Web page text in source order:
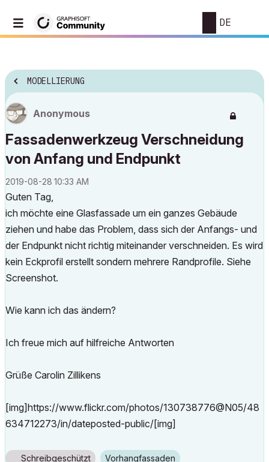
DE
MODELLIERUNG
Anonymous
Fassadenwerkzeug Verschneidung
von Anfang und Endpunkt
‎2019-08-28 10:33 AM
Guten Tag,
ich möchte eine Glasfassade um ein ganzes Gebäude
ziehen und habe das Problem, dass sich der Anfangs- und
der Endpunkt nicht richtig miteinander verschneiden. Es wird
kein Eckprofil erstellt sondern mehrere Randprofile. Siehe
Screenshot.
Wie kann ich das ändern?
Ich freue mich auf hilfreiche Antworten
Grüße Carolin Zillikens
[img]https://www.flickr.com/photos/130738776@N05/48
634712273/in/dateposted-public/[img]
Schreibgeschützt Vorhangfassaden